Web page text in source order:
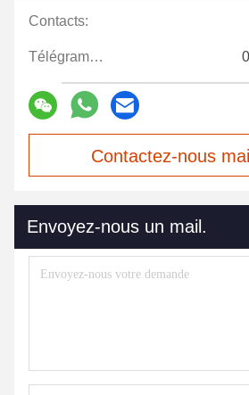
Contacts:
Télégramme:
Contactez-nous
Envoyez-nous un mail.